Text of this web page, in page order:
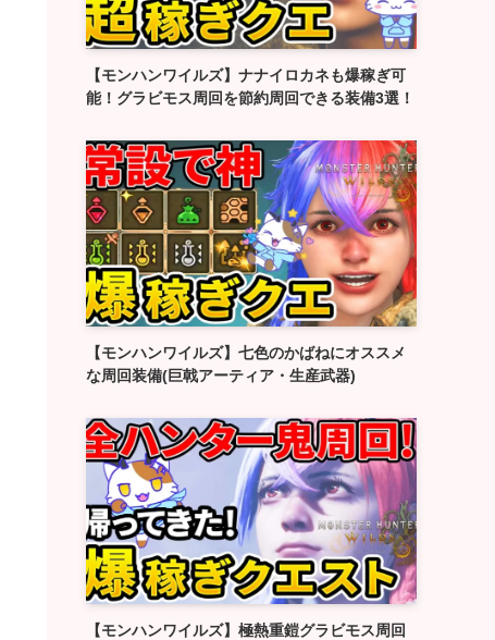
【モンハンワイルズ】ナナイロカネも爆稼ぎ可
能！グラビモス周回を節約周回できる装備3選！
【モンハンワイルズ】七色のかばねにオススメ
な周回装備(巨戟アーティア・生産武器)
【モンハンワイルズ】極熱重鎧グラビモス周回